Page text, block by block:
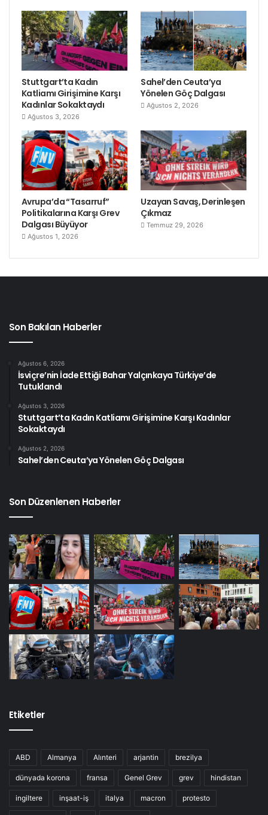
Stuttgart’ta Kadın
Katliamı Girişimine Karşı
Kadınlar Sokaktaydı
Ağustos 3, 2026
Sahel’den Ceuta’ya
Yönelen Göç Dalgası
Ağustos 2, 2026
Avrupa’da “Tasarruf”
Politikalarına Karşı Grev
Dalgası Büyüyor
Ağustos 1, 2026
Uzayan Savaş, Derinleşen
Çıkmaz
Temmuz 29, 2026
Son Bakılan Haberler
Ağustos 6, 2026
İsviçre’nin İade Ettiği Bahar Yalçınkaya Türkiye’de
Tutuklandı
Ağustos 3, 2026
Stuttgart’ta Kadın Katliamı Girişimine Karşı Kadınlar
Sokaktaydı
Ağustos 2, 2026
Sahel’den Ceuta’ya Yönelen Göç Dalgası
Son Düzenlenen Haberler
Etiketler
ABD Almanya Alınteri arjantin brezilya
dünyada korona fransa Genel Grev grev hindistan
ingiltere inşaat-iş italya macron protesto